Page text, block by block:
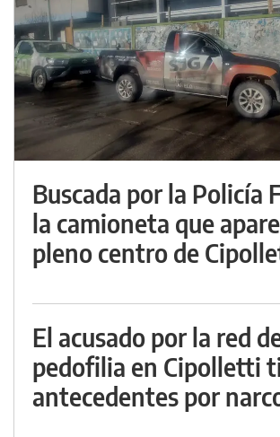
Buscada por la Policía
la camioneta que
pleno centro de
El acusado por la red
pedofilia en Cipolletti
antecedentes por